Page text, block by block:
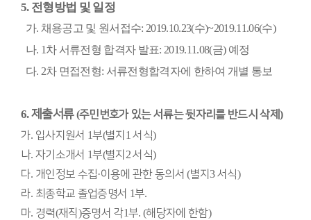
5. 전형방법 및 일정
가. 채용공고 및 원서접수: 2019.10.23(수)~2019.11.06(수)
나. 1차 서류전형 합격자 발표: 2019.11.08(금) 예정
다. 2차 면접전형: 서류전형합격자에 한하여 개별 통보
6.제출서류(주민번호가 있는 서류는 뒷자리를 반드시 삭제)
가. 입사지원서 1부(별지 1서식)
나.자기소개서 1부(별지 2서식)
다. 개인정보 수집·이용에 관한 동의서(별지3서식)
라. 최종학교 졸업증명서 1부.
마. 경력(재직)증명서 각1부. (해당자에 한함)